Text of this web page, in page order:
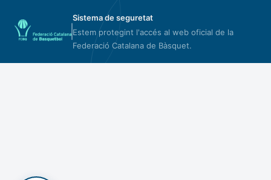
Sistema de seguretat
Estem protegint l'accés al web oficial de la
Federació Catalana de Bàsquet.